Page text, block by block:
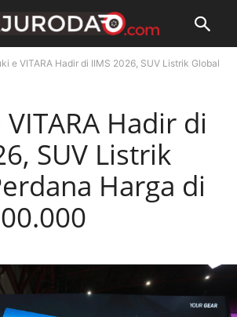
e VITARA Hadir di IIMS 2026, SUV Listrik Global
Hadir di
SUV Listrik
Harga di